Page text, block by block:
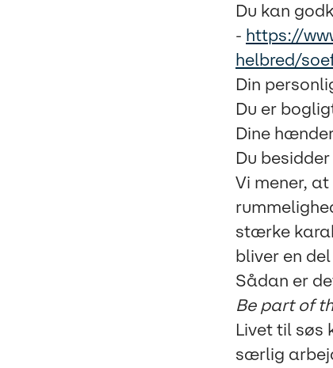
Du kan
- https://
helbred/
Din
Du er
Dine
Du
Vi mener,
stærke
bliver en
Sådan er
Be part of
Livet til søs
særlig